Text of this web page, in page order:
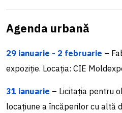
Agenda urbană
29 ianuarie - 2 februarie –
expoziție. Locația: CIE
31 ianuarie – Licitația pentru
locațiune a încăperilor cu altă